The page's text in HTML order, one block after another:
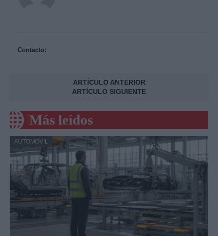
Contacto:
ARTÍCULO ANTERIOR
ARTÍCULO SIGUIENTE
Más leídos
AUTOMOVIL